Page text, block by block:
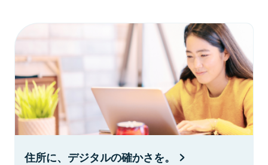
住所に、デジタルの確かさを。